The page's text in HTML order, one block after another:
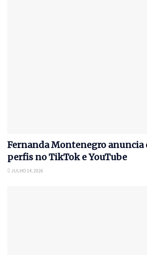
Fernanda Montenegro anuncia
perfis no TikTok e YouTube
JULHO 14, 2026